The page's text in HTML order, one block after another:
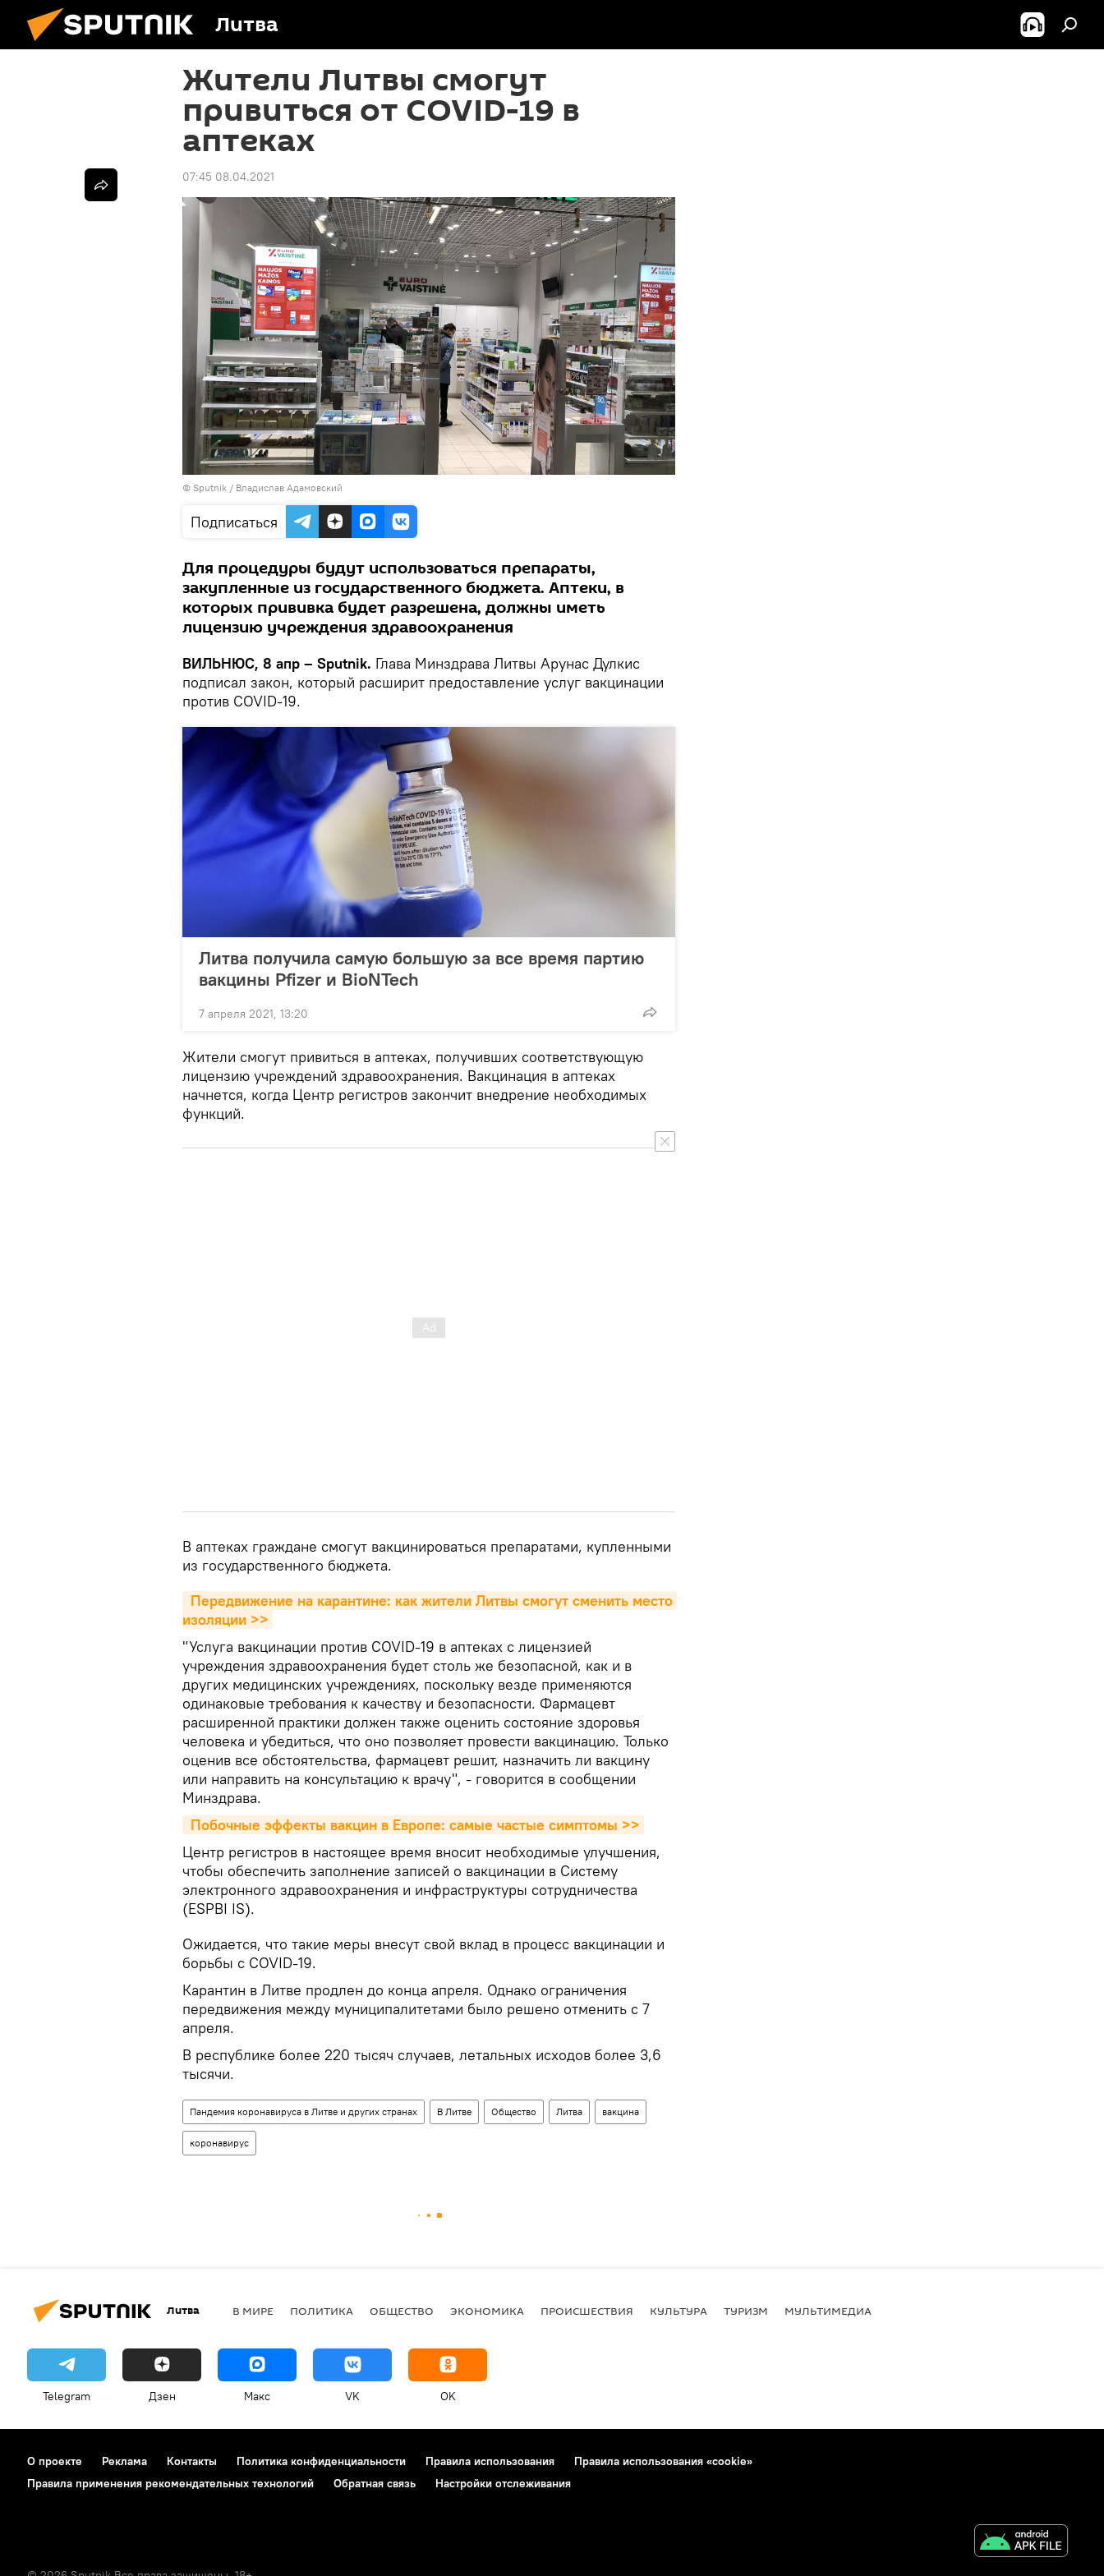
Литва
Жители Литвы смогут
привиться от COVID-19 в
аптеках
07:45 08.04.2021
© Sputnik / Владислав Адамовский
Подписаться
Для процедуры будут использоваться препараты,
закупленные из государственного бюджета. Аптеки, в
которых прививка будет разрешена, должны иметь
лицензию учреждения здравоохранения
ВИЛЬНЮС, 8 апр – Sputnik. Глава Минздрава Литвы Арунас Дулкис
подписал закон, который расширит предоставление услуг вакцинации
против COVID-19.
Литва получила самую большую за все время партию
вакцины Pfizer и BioNTech
7 апреля 2021, 13:20
Жители смогут привиться в аптеках, получивших соответствующую
лицензию учреждений здравоохранения. Вакцинация в аптеках
начнется, когда Центр регистров закончит внедрение необходимых
функций.
В аптеках граждане смогут вакцинироваться препаратами, купленными
из государственного бюджета.
изоляции >>
"Услуга вакцинации против COVID-19 в аптеках с лицензией
учреждения здравоохранения будет столь же безопасной, как и в
других медицинских учреждениях, поскольку везде применяются
одинаковые требования к качеству и безопасности. Фармацевт
расширенной практики должен также оценить состояние здоровья
человека и убедиться, что оно позволяет провести вакцинацию. Только
оценив все обстоятельства, фармацевт решит, назначить ли вакцину
или направить на консультацию к врачу", - говорится в сообщении
Минздрава.
Побочные эффекты вакцин в Европе: самые частые симптомы >>
Центр регистров в настоящее время вносит необходимые улучшения,
чтобы обеспечить заполнение записей о вакцинации в Систему
электронного здравоохранения и инфраструктуры сотрудничества
(ESPBI IS).
Ожидается, что такие меры внесут свой вклад в процесс вакцинации и
борьбы с COVID-19.
Карантин в Литве продлен до конца апреля. Однако ограничения
передвижения между муниципалитетами было решено отменить с 7
апреля.
В республике более 220 тысяч случаев, летальных исходов более 3,6
тысячи.
Пандемия коронавируса в Литве и других странах В Литве Общество Литва вакцина
коронавирус
Литва В МИРЕ ПОЛИТИКА ОБЩЕСТВО ЭКОНОМИКА ПРОИСШЕСТВИЯ КУЛЬТУРА ТУРИЗМ МУЛЬТИМЕДИА
Telegram Дзен Макс VK OK
О проекте Реклама Контакты Политика конфиденциальности Правила использования
Правила использования «cookie»
Правила применения рекомендательных технологий
Обратная связь Настройки отслеживания